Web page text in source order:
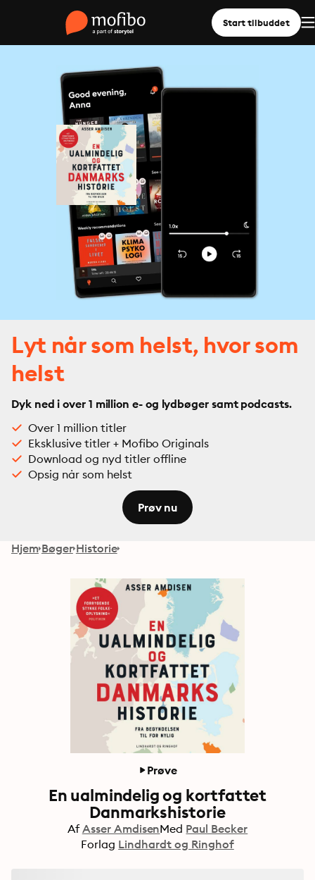
Start tilbuddet
Lyt når som helst, hvor som
helst
Dyk ned i over 1 million e- og lydbøger samt podcasts.
Over 1 million titler
Eksklusive titler + Mofibo Originals
Download og nyd titler offline
Opsig når som helst
Prøv nu
Hjem Bøger Historie
Prøve
En ualmindelig og kortfattet
Danmarkshistorie
Af Asser AmdisenMed Paul Becker
Forlag Lindhardt og Ringhof